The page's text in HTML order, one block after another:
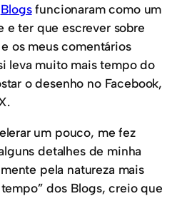
Blogsfuncionaram como um
e ter que escrever sobre
os meus comentários
leva muito mais tempo do
o desenho no Facebook,
um pouco, me fez
detalhes de minha
pela natureza mais
dos Blogs, creio que